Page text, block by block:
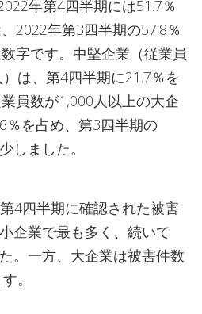
年第4四半期には51.7％
2022年第3四半期の57.8％
字です。中堅企業（従業員
は、第4四半期に21.7％を
員数が1,000人以上の大企
％を占め、第3四半期の
しました。
4四半期に確認された被害
企業で最も多く、続いて
。一方、大企業は被害件数
。